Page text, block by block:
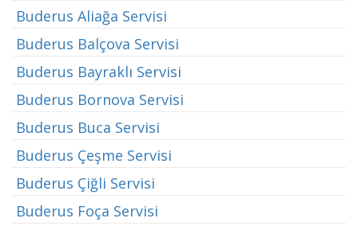
Buderus Aliağa Servisi
Buderus Balçova Servisi
Buderus Bayraklı Servisi
Buderus Bornova Servisi
Buderus Buca Servisi
Buderus Çeşme Servisi
Buderus Çiğli Servisi
Buderus Foça Servisi